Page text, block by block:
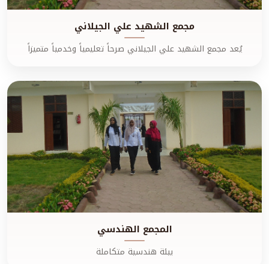
مجمع الشهيد علي الجيلاني
يُعد مجمع الشهيد علي الجيلاني صرحاً تعليمياً وخدمياً متميزاً
المجمع الهندسي
بيئة هندسية متكاملة